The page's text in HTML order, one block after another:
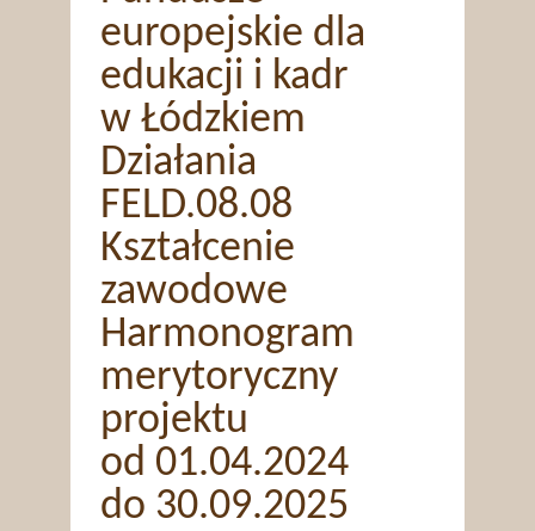
europejskie dla
edukacji i kadr
w Łódzkiem
Działania
FELD.08.08
Kształcenie
zawodowe
Harmonogram
merytoryczny
projektu
od 01.04.2024
do 30.09.2025